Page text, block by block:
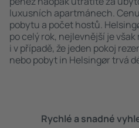
luxusních apartmánech.
pobytu a počet hostů.
po celý rok, nejlevnější je
i v případě, že jeden pokoj
nebo pobyt in Helsingør trvá
Rychlé a snadné